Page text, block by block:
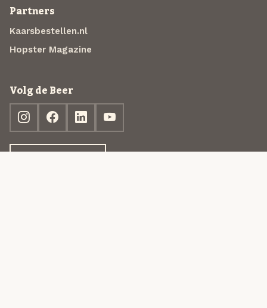
Partners
Kaarsbestellen.nl
Hopster Magazine
Volg de Beer